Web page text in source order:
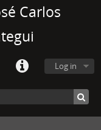
Carlos
Log in